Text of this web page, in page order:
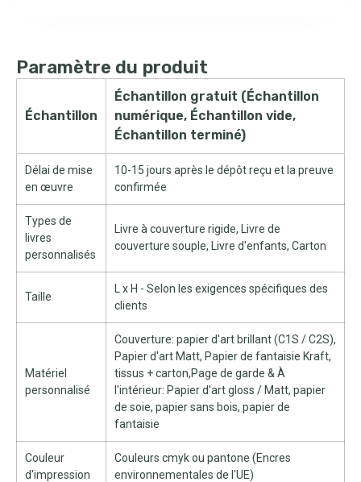
Paramètre du produit
Échantillon
Échantillon gratuit (Échantillon
numérique, Échantillon vide,
Échantillon terminé)
Délai de mise
en œuvre
10-15 jours après le dépôt reçu et la preuve
confirmée
Types de
livres
personnalisés
Livre à couverture rigide, Livre de
couverture souple, Livre d'enfants, Carton
Taille
L x H - Selon les exigences spécifiques des
clients
Matériel
personnalisé
Couverture: papier d'art brillant (C1S / C2S),
Papier d'art Matt, Papier de fantaisie Kraft,
tissus + carton,Page de garde & À
l'intérieur: Papier d'art gloss / Matt, papier
de soie, papier sans bois, papier de
fantaisie
Couleur
d'impression
Couleurs cmyk ou pantone (Encres
environnementales de l'UE)